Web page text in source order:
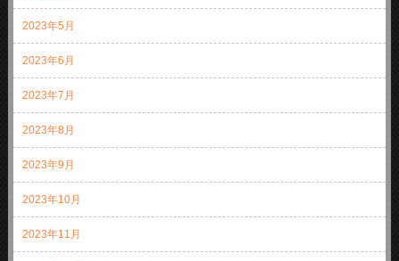
2023年5月
2023年6月
2023年7月
2023年8月
2023年9月
2023年10月
2023年11月